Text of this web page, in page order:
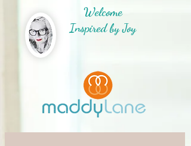
Welcome
Inspired by Joy